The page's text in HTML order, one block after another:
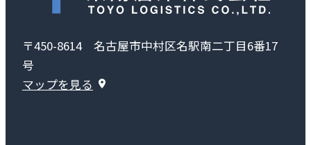
〒450-8614 名古屋市中村区名駅南二丁目6番17
号
マップを見る